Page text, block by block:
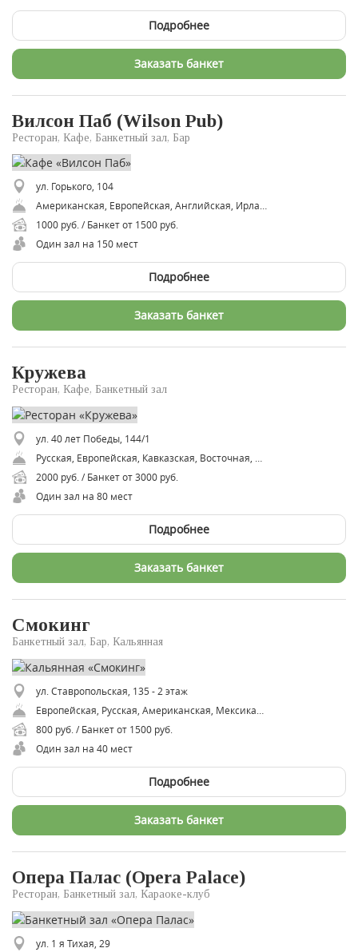
Подробнее
Заказать банкет
Вилсон Паб (Wilson Pub)
Ресторан, Кафе, Банкетный зал, Бар
ул. Горького, 104
Американская, Европейская, Английская, Ирландская
1000 руб. / Банкет от 1500 руб.
Один зал на 150 мест
Подробнее
Заказать банкет
Кружева
Ресторан, Кафе, Банкетный зал
ул. 40 лет Победы, 144/1
2000 руб. / Банкет от 3000 руб.
Один зал на 80 мест
Подробнее
Заказать банкет
Смокинг
Банкетный зал, Бар, Кальянная
ул. Ставропольская, 135 - 2 этаж
800 руб. / Банкет от 1500 руб.
Один зал на 40 мест
Подробнее
Заказать банкет
Опера Палас (Opera Palace)
Ресторан, Банкетный зал, Караоке-клуб
ул. 1 я Тихая, 29